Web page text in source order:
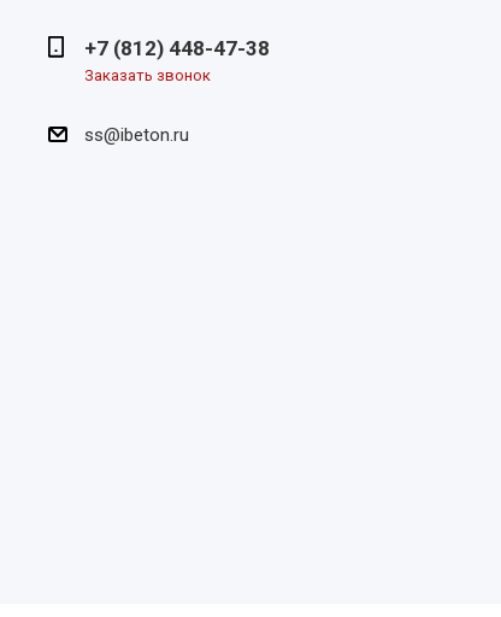
+7 (812) 448-47-38
Заказать звонок
ss@ibeton.ru